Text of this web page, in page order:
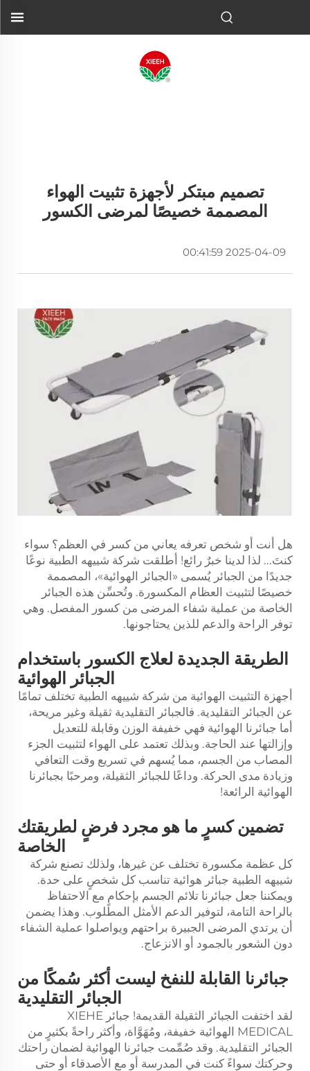
تصميم مبتكر لأجهزة تثبيت الهواء
المصممة خصيصًا لمرضى الكسور
2025-04-09 00:41:59
هل أنت أو شخص تعرفه يعاني من كسر في العظم؟ سواء
كنتَ... لذا لدينا خبرٌ رائع! أطلقت شركة شييهه الطبية نوعًا
جديدًا من الجبائر يُسمى «الجبائر الهوائية»، المصممة
خصيصًا لتثبيت العظام المكسورة. وتُحسِّن هذه الجبائر
الخاصة من عملية شفاء المرضى من كسور المفصل. وهي
توفر الراحة والدعم للذين يحتاجونها.
الطريقة الجديدة لعلاج الكسور باستخدام
الجبائر الهوائية
أجهزة التثبيت الهوائية من شركة شييهه الطبية تختلف تمامًا
عن الجبائر التقليدية. فالجبائر التقليدية ثقيلة وغير مريحة،
أما جبائرنا الهوائية فهي خفيفة الوزن وقابلة للتعديل
وإزالتها عند الحاجة. وبذلك تعتمد على الهواء لتثبيت الجزء
المصاب من الجسم، مما يُسهم في تسريع وقت التعافي
وزيادة مدى الحركة. وداعًا للجبائر الثقيلة، ومرحبًا بجبائرنا
الهوائية الرائعة!
تضمين كسرٍ ما هو مجرد فرضٍ لطريقتك
الخاصة
كل عظمة مكسورة تختلف عن غيرها، ولذلك تصنع شركة
شييهه الطبية جبائر هوائية تناسب كل شخصٍ على حدة.
ويمكننا جعل جبائرنا تلائم الجسم بإحكامٍ مع الاحتفاظ
بالراحة التامة، لتوفير الدعم الأمثل المطلوب. وهذا يضمن
أن يرتدي المرضى الجبيرة براحتهم ويواصلوا عملية الشفاء
دون الشعور بالجمود أو الانزعاج.
جبائرنا القابلة للنفخ ليست أكثر سُمكًا من
الجبائر التقليدية
لقد اختفت الجبائر الثقيلة القديمة! جبائر XIEHE
MEDICAL الهوائية خفيفة، ومُهَوَّاة، وأكثر راحةً بكثيرٍ من
الجبائر التقليدية. وقد صُمِّمت جبائرنا الهوائية لضمان راحتك
وحركتك سواءً كنت في المدرسة أو مع الأصدقاء أو حتى